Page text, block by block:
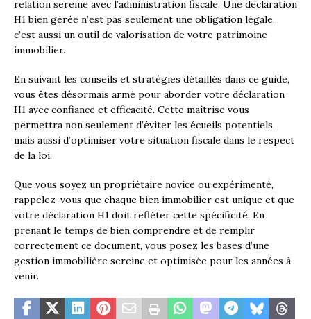
relation sereine avec l’administration fiscale. Une déclaration
H1 bien gérée n’est pas seulement une obligation légale,
c’est aussi un outil de valorisation de votre patrimoine
immobilier.
En suivant les conseils et stratégies détaillés dans ce guide,
vous êtes désormais armé pour aborder votre déclaration
H1 avec confiance et efficacité. Cette maîtrise vous
permettra non seulement d’éviter les écueils potentiels,
mais aussi d’optimiser votre situation fiscale dans le respect
de la loi.
Que vous soyez un propriétaire novice ou expérimenté,
rappelez-vous que chaque bien immobilier est unique et que
votre déclaration H1 doit refléter cette spécificité. En
prenant le temps de bien comprendre et de remplir
correctement ce document, vous posez les bases d’une
gestion immobilière sereine et optimisée pour les années à
venir.